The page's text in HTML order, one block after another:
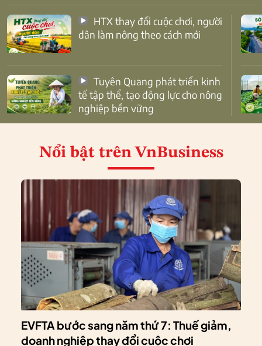
dân làm nông theo cách mới
tế tập thể, tạo động lực cho nông
nghiệp bền vững
Nổi bật trên VnBusiness
EVFTA bước sang năm thứ 7: Thuế giảm,
doanh nghiệp thay đổi cuộc chơi